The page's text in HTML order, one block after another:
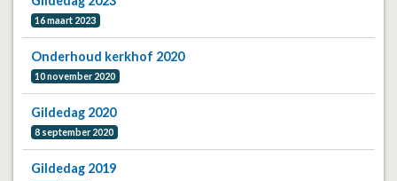
16 maart 2023
Onderhoud kerkhof 2020
10 november 2020
Gildedag 2020
8 september 2020
Gildedag 2019